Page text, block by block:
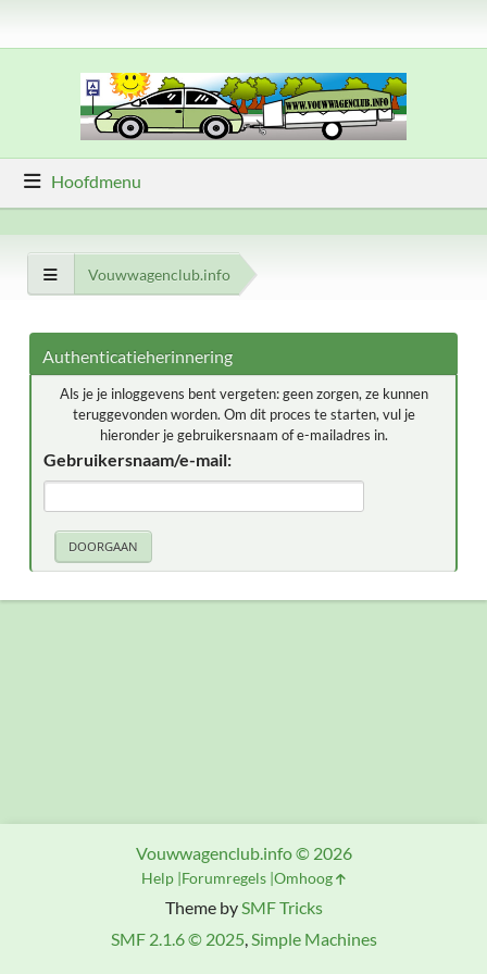
Hoofdmenu
Vouwwagenclub.info
Authenticatieherinnering
Als je je inloggevens bent vergeten: geen zorgen, ze kunnen
teruggevonden worden. Om dit proces te starten, vul je
hieronder je gebruikersnaam of e-mailadres in.
Gebruikersnaam/e-mail:
Theme bySMF Tricks
SMF 2.1.6 © 2025,Simple Machines
Vouwwagenclub.info © 2026
Help Forumregels Omhoog